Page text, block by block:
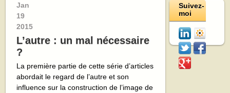
Jan
19
2015
L’autre : un mal nécessaire
?
La première partie de cette série d’articles
abordait le regard de l’autre et son
influence sur la construction de l’image de
Suivez-
moi